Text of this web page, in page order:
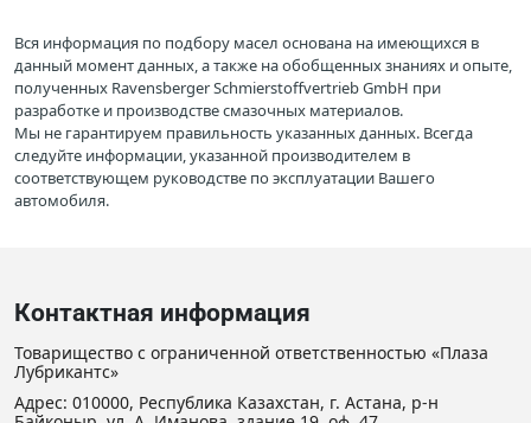
Вся информация по подбору масел основана на имеющихся в
данный момент данных, а также на обобщенных знаниях и опыте,
полученных Ravensberger Schmierstoffvertrieb GmbH при
разработке и производстве смазочных материалов.
Мы не гарантируем правильность указанных данных. Всегда
следуйте информации, указанной производителем в
соответствующем руководстве по эксплуатации Вашего
автомобиля.
Контактная информация
Товарищество с ограниченной ответственностью «Плаза
Лубрикантс»
Адрес: 010000, Республика Казахстан, г. Астана, р-н